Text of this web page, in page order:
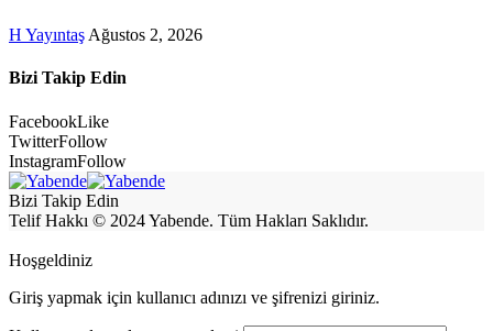
H Yayıntaş Ağustos 2, 2026
Bizi Takip Edin
FacebookLike
TwitterFollow
InstagramFollow
Bizi Takip Edin
Telif Hakkı © 2024 Yabende. Tüm Hakları Saklıdır.
Hoşgeldiniz
Giriş yapmak için kullanıcı adınızı ve şifrenizi giriniz.